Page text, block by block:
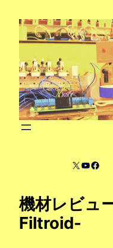
X YouTube
機材レビュ
Filtroid-